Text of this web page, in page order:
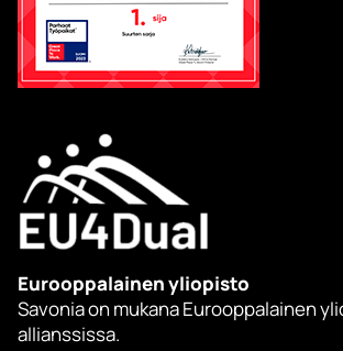
Eurooppalainen yliopisto
Savonia on mukana Eurooppalainen
allianssissa.